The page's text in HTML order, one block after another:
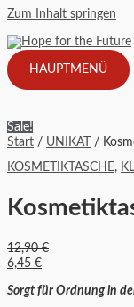
Zum Inhalt springen
HAUPTMENÜ
Sale!
Start / UNIKAT
/
KOSMETIKTASCHE,
12,90€
6,45 €
Sorgt für Ordnung in